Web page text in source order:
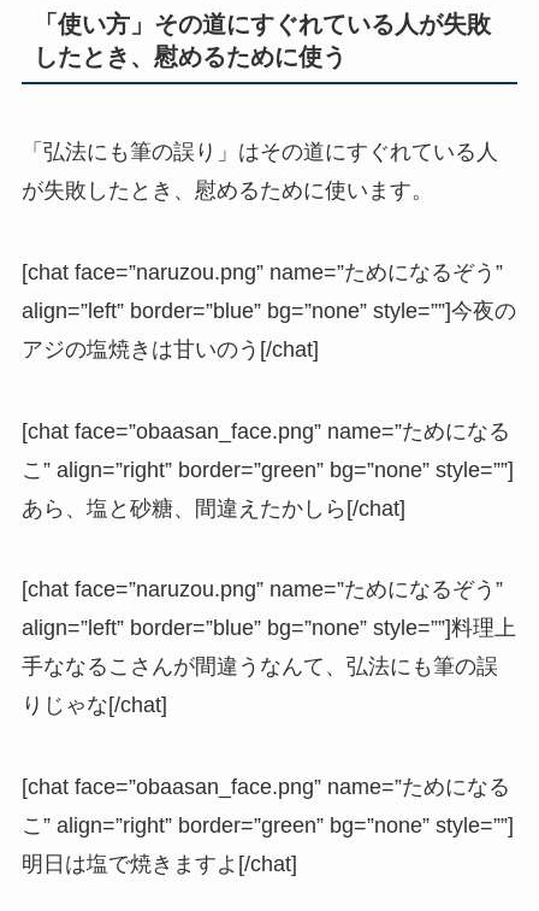
「使い方」その道にすぐれている人が失敗
したとき、慰めるために使う
「弘法にも筆の誤り」はその道にすぐれている人
が失敗したとき、慰めるために使います。
[chat face=”naruzou.png” name=”ためになるぞう”
align=”left” border=”blue” bg=”none” style=””]今夜の
アジの塩焼きは甘いのう[/chat]
[chat face=”obaasan_face.png” name=”ためになる
こ” align=”right” border=”green” bg=”none” style=””]
あら、塩と砂糖、間違えたかしら[/chat]
[chat face=”naruzou.png” name=”ためになるぞう”
align=”left” border=”blue” bg=”none” style=””]料理上
手ななるこさんが間違うなんて、弘法にも筆の誤
りじゃな[/chat]
[chat face=”obaasan_face.png” name=”ためになる
こ” align=”right” border=”green” bg=”none” style=””]
明日は塩で焼きますよ[/chat]